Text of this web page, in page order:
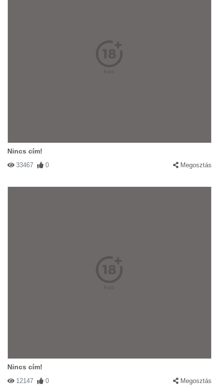
Nincs cím!
33467 0 Megosztás
Nincs cím!
12147 0 Megosztás